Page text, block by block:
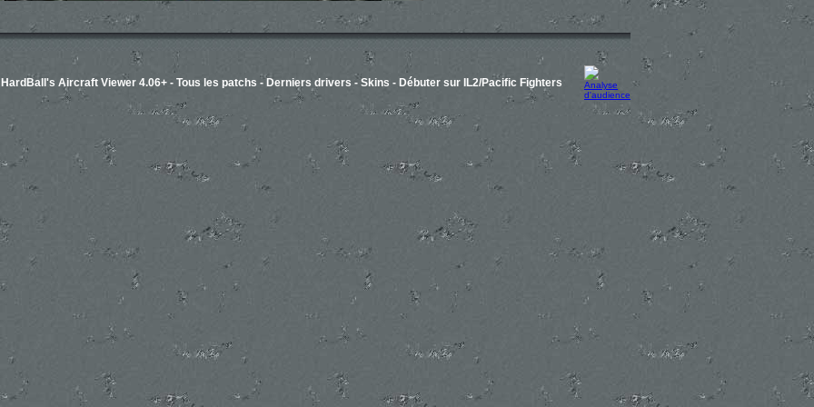
HardBall's Aircraft Viewer 4.06+- Tous les patchs - Derniers drivers - Skins - Débuter sur IL2/Pacific Fighters